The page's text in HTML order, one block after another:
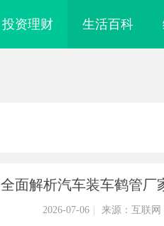
投资理财 生活百科
全面解析汽车装车鹤管厂
2026-07-06 来源：互联网